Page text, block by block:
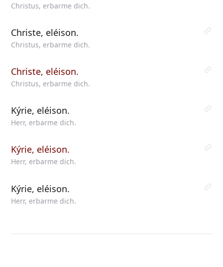
Christus, erbarme dich.
Christe, eléison.
Christus, erbarme dich.
Christe, eléison.
Christus, erbarme dich.
Kýrie, eléison.
Herr, erbarme dich.
Kýrie, eléison.
Herr, erbarme dich.
Kýrie, eléison.
Herr, erbarme dich.